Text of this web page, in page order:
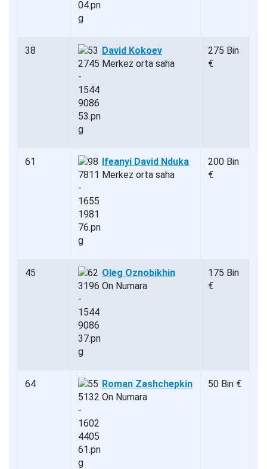
38
David Kokoev
Merkez orta saha
275 Bin
€
61
Ifeanyi David Nduka
Merkez orta saha
200 Bin
€
45
Oleg Oznobikhin
On Numara
175 Bin
€
64
Roman Zashchepkin
On Numara
50 Bin €